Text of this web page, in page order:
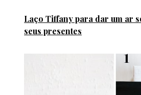
Laço Tiffany para dar um ar
seus presentes